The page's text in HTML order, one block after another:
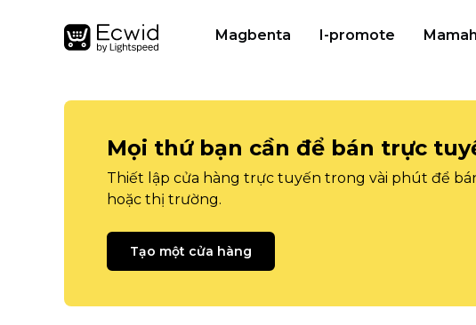
Magbenta I-promote
Mọi thứ bạn cần để bán trực
Thiết lập cửa hàng trực tuyến trong vài phút để
hoặc thị trường.
Tạo một cửa hàng